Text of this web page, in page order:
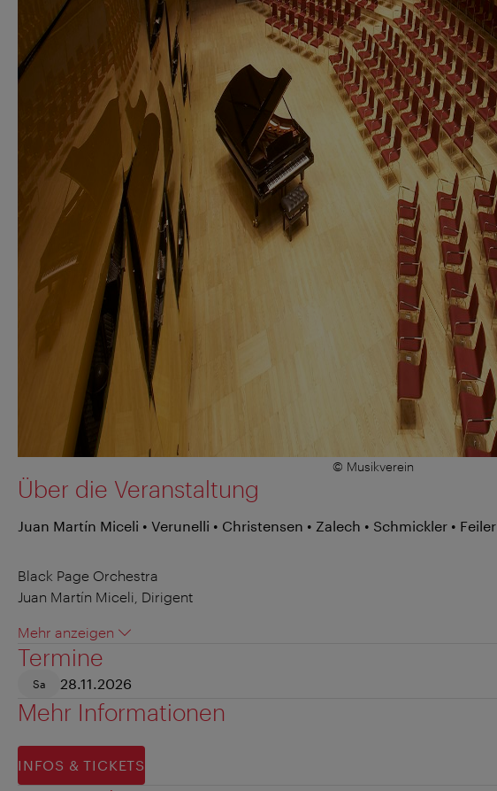
© Musikverein
Über die Veranstaltung
Juan Martín Miceli • Verunelli • Christensen • Zalech • Schmickler • Feiler
Black Page Orchestra
Juan Martín Miceli, Dirigent
Mehr anzeigen
Termine
Sa 28.11.2026
Mehr Informationen
INFOS & TICKETS